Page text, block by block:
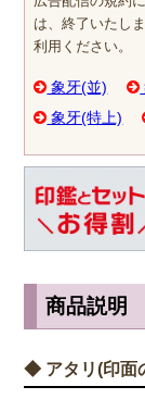
は、終了いたし
利用ください。
象牙(並)
象牙(特上)
商品説明
◆ アタリ(印面